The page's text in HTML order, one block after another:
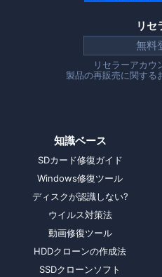
リセ
無料
リセラーアカウ
製品の再販売に関する
知識ベース
SDカード修復ガイド
Windows修復ツール
ディスクが認識しない?
ウイルス対策法
動画修復ツール
HDDクローンの作成法
SSDクローンソフト